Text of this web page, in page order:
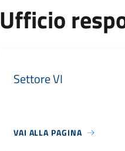
Ufficio
Settore VI
VAI ALLA PAGINA